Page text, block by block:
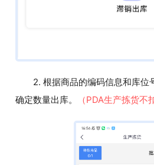
2. 根据商品的编码信息和库位
确定数量出库。
（PDA生产拣货不